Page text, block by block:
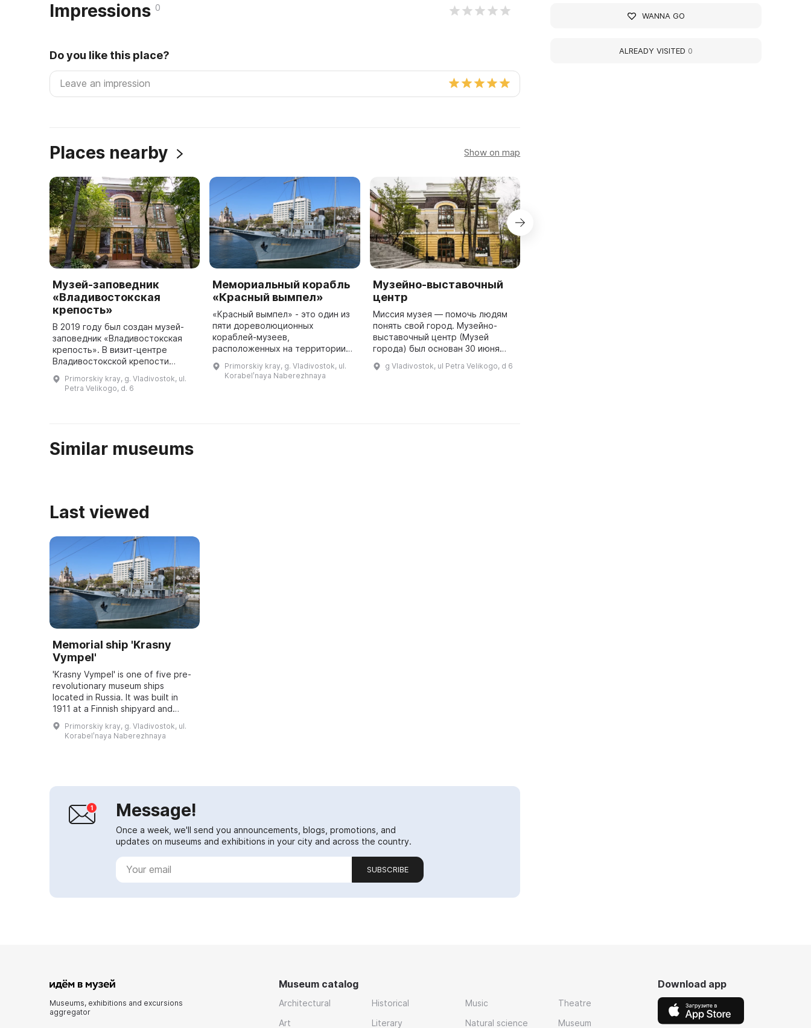
Impressions 0
Do you like this place?
Places nearby Show on map
Музей-заповедник
«Владивостокская
крепость»
В 2019 году был создан музей-
заповедник «Владивостокская
крепость». В визит-центре
Владивостокской крепости
с фортификационными
объектами, узнать о судьбах
Primorskiy kray, g. Vladivostok, ul.
Petra Velikogo, d. 6
Мемориальный корабль
«Красный вымпел»
«Красный вымпел» - это один из
пяти дореволюционных
кораблей-музеев,
расположенных на территории
году на финской верфи и назван в
честь камчатского губернатора
Primorskiy kray, g. Vladivostok, ul.
Korabelʹnaya Naberezhnaya
Музейно-выставочный
центр
Миссия музея — помочь людям
понять свой город. Музейно-
выставочный центр (Музей
города) был основан 30 июня
русском Дальнем Востоке. Его
g Vladivostok, ul Petra Velikogo, d 6
Similar museums
Last viewed
Memorial ship 'Krasny
Vympel'
'Krasny Vympel' is one of five pre-
revolutionary museum ships
located in Russia. It was built in
1911 at a Finnish shipyard and
named after the Governor of
Kamchatka V. S. Zavoyko. The ship
Primorskiy kray, g. Vladivostok, ul.
Korabelʹnaya Naberezhnaya
Message!
Once a week, we'll send you announcements, blogs, promotions, and
updates on museums and exhibitions in your city and across the country.
SUBSCRIBE
WANNA GO
ALREADY VISITED 0
Museums, exhibitions and excursions
aggregator
Museum catalog
Architectural
Art
Historical
Literary
Music
Natural science
Theatre
Museum
Download app